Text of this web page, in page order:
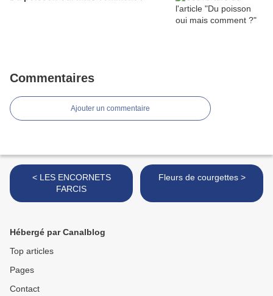
Commentaires
Ajouter un commentaire
< LES ENCORNETS
FARCIS
Fleurs de courgettes >
Hébergé par Canalblog
Top articles
Pages
Contact